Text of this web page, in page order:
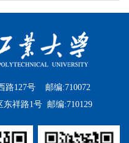
路127号 邮编:710072
祥路1号 邮编:710129